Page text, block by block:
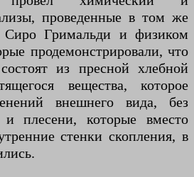
проведенные в том же
Сиро Гримальди и физиком
продемонстрировали, что
из пресной хлебной
вещества, которое
внешнего вида, без
плесени, которые вместо
стенки скопления, в